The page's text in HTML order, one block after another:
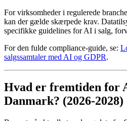
For virksomheder i regulerede
kan der gælde skærpede krav.
specifikke guidelines for AI i salg,
For den fulde compliance-guide, se:
salgssamtaler med AI og GDPR.
Hvad er fremtiden for
Danmark? (2026-2028)